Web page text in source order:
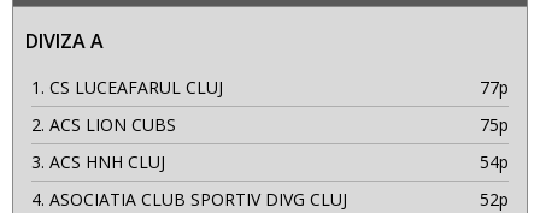
DIVIZA A
1. CS LUCEAFARUL CLUJ
77p
2. ACS LION CUBS
75p
3. ACS HNH CLUJ
54p
4. ASOCIATIA CLUB SPORTIV DIVG CLUJ
52p